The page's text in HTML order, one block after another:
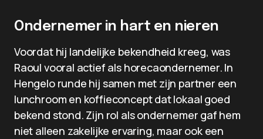
Ondernemer in hart en nieren
Voordat hij landelijke bekendheid kreeg, was
Raoul vooral actief als horecaondernemer. In
Hengelo runde hij samen met zijn partner een
lunchroom en koffieconcept dat lokaal goed
bekend stond. Zijn rol als ondernemer gaf hem
niet alleen zakelijke ervaring, maar ook een